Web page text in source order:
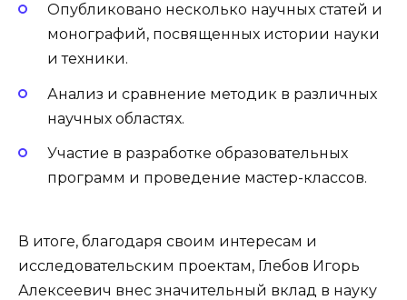
Опубликовано несколько научных статей и
монографий, посвященных истории науки
и техники.
Анализ и сравнение методик в различных
научных областях.
Участие в разработке образовательных
программ и проведение мастер-классов.
В итоге, благодаря своим интересам и
исследовательским проектам, Глебов Игорь
Алексеевич внес значительный вклад в науку